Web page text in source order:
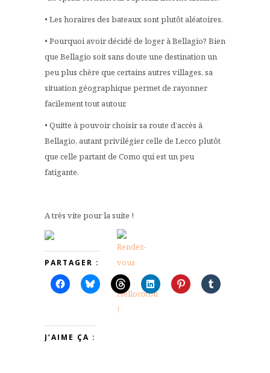
• Les horaires des bateaux sont plutôt aléatoires.
• Pourquoi avoir décidé de loger à Bellagio? Bien
que Bellagio soit sans doute une destination un
peu plus chère que certains autres villages, sa
situation géographique permet de rayonner
facilement tout autour.
• Quitte à pouvoir choisir sa route d’accès à
Bellagio, autant privilégier celle de Lecco plutôt
que celle partant de Como qui est un peu
fatigante.
A très vite pour la suite !
PARTAGER :
J’AIME ÇA :